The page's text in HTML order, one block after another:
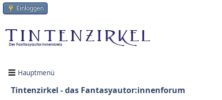
Einloggen
Hauptmenü
Tintenzirkel - das Fantasyautor:innenforum